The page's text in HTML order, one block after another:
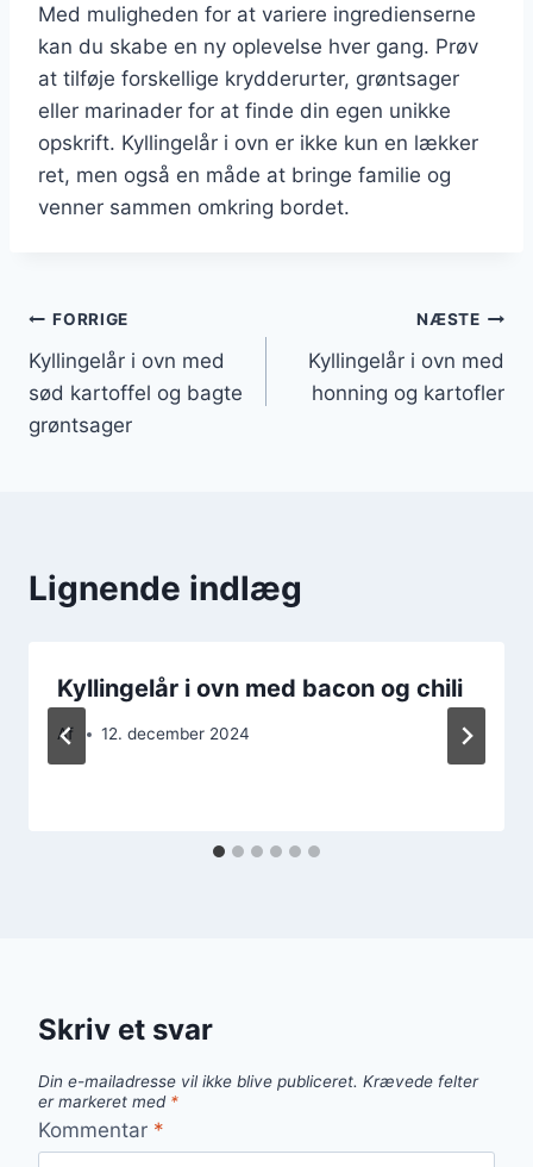
Med muligheden for at variere ingredienserne
kan du skabe en ny oplevelse hver gang. Prøv
at tilføje forskellige krydderurter, grøntsager
eller marinader for at finde din egen unikke
opskrift. Kyllingelår i ovn er ikke kun en lækker
ret, men også en måde at bringe familie og
venner sammen omkring bordet.
Indlægsnavigation
FORRIGE
Kyllingelår i ovn med
sød kartoffel og bagte
grøntsager
NÆSTE
Kyllingelår i ovn med
honning og kartofler
Lignende indlæg
Kyllingelår i ovn med bacon og chili
Af 12. december 2024
Skriv et svar
Din e-mailadresse vil ikke blive publiceret. Krævede felter
er markeret med *
Kommentar *